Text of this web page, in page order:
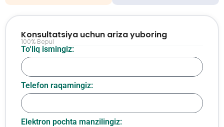
To‘liq ismingiz:
Telefon raqamingiz:
Elektron pochta manzilingiz:
Konsultatsiya uchun ariza yuboring
100% Bepul